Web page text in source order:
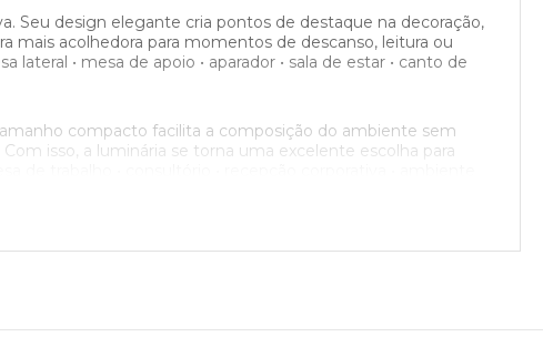
Seu design elegante cria pontos de destaque na decoração,
mais acolhedora para momentos de descanso, leitura ou
• mesa de apoio • aparador • sala de estar • canto de
compacto facilita a composição do ambiente sem
isso, a luminária se torna uma excelente escolha para
funciona tanto como iluminação decorativa quanto